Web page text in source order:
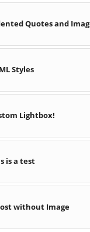
Quotes and
Styles
Lightbox!
is a test
without Image